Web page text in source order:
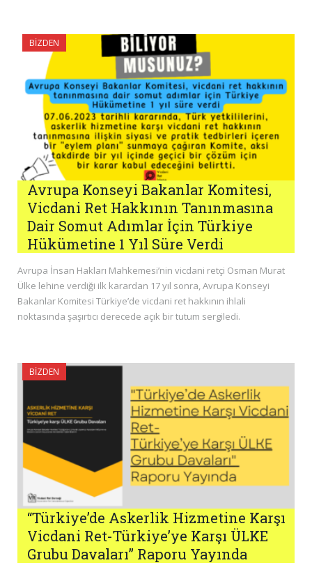
BIZDEN
Avrupa Konseyi Bakanlar Komitesi,
Vicdani Ret Hakkının Tanınmasına
Dair Somut Adımlar İçin Türkiye
Hükümetine 1 Yıl Süre Verdi
Avrupa İnsan Hakları Mahkemesi’nin vicdani retçi Osman Murat
Ülke lehine verdiği ilk karardan 17 yıl sonra, Avrupa Konseyi
Bakanlar Komitesi Türkiye’de vicdani ret hakkının ihlali
noktasında şaşırtıcı derecede açık bir tutum sergiledi.
BIZDEN
“Türkiye’de Askerlik Hizmetine Karşı
Vicdani Ret-Türkiye’ye Karşı ÜLKE
Grubu Davaları” Raporu Yayında